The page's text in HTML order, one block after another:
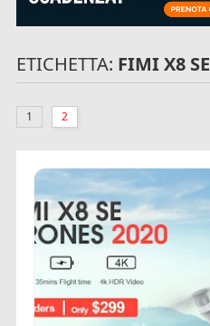
ETICHETTA: FIMI X8 SE
1 2